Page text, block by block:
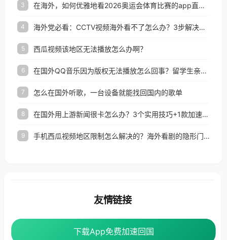
3 在海外，如何优雅地看2026奥运会体育比赛的app直播？
4 海外党必看：CCTV视频海外看不了怎么办？3步解决地区限制+追剧自由
5 西瓜视频该地区无法播放怎么办啊？
6 在国外QQ音乐因为版权无法播放怎么回事？留学生亲测有效的解决办法
7 怎么在国外听歌，一台设备就能找回国内的歌单
8 在国外用上游新闻很卡怎么办？3个实用技巧+1款加速器解决海外看国内内容难题
9 手机西瓜视频地区限制怎么解决的？海外看剧的隐形门与钥匙
下载App免费加速回国
下载App免费加速回国
友情链接